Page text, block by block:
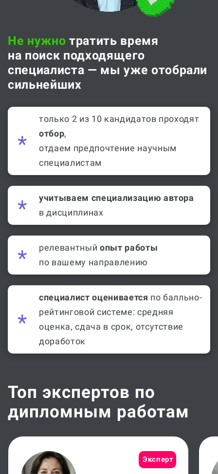
Не нужно тратить время
на поиск подходящего
специалиста — мы уже отобрали
сильнейших
только 2 из 10 кандидатов проходят
отбор,
отдаем предпочтение научным
специалистам
учитываем специализацию автора
в дисциплинах
релевантный опыт работы
по вашему направлению
специалист оценивается по балльно-
рейтинговой системе: средняя
оценка, сдача в срок, отсутствие
доработок
Топ экспертов по
дипломным работам
Эксперт